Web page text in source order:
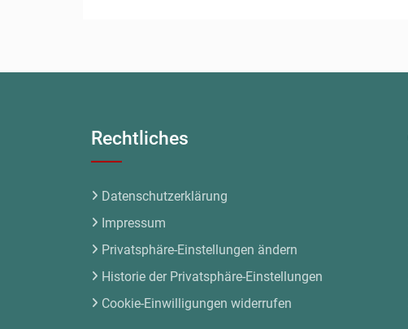
Rechtliches
Datenschutzerklärung
Impressum
Privatsphäre-Einstellungen ändern
Historie der Privatsphäre-Einstellungen
Cookie-Einwilligungen widerrufen